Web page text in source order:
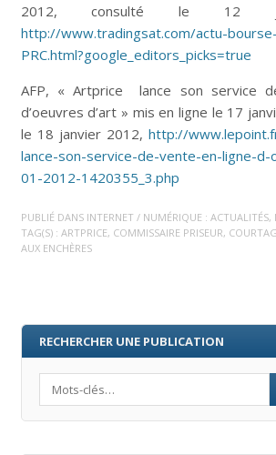
2012, consulté le 12
http://www.tradingsat.com/actu-
PRC.html?google_editors_picks=true
AFP, « Artprice lance son service
d’oeuvres d’art » mis en ligne le 17
le 18 janvier 2012, http://
lance-son-service-de-vente-en-ligne-
01-2012-1420355_3.php
PUBLIÉ DANS INTERNET / NUMÉRIQUE : ACTUALITÉS,
TAG(S) : ARTPRICE, COMMISSAIRE PRISEUR,
AUX ENCHÈRES
RECHERCHER UNE PUBLICATION